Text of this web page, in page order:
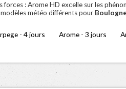
forces : Arome HD excelle sur les
météo différents pour
- 4 jours Arome - 3 jours